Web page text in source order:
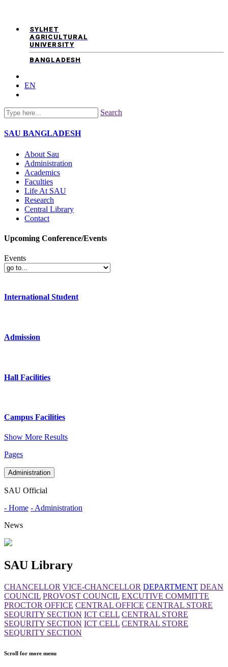
SYLHET
AGRICULTURAL
UNIVERSITY
BANGLADESH
EN
Search
SAU BANGLADESH
About Sau
Administration
Academics
Faculties
Life At SAU
Research
Central Library
Contact
Upcoming Conference/Events
Events
International Student
Admission
Hall Facilities
Campus Facilities
Show More Results
Pages
Administration
SAU Official
- Home - Administration
News
SAU Library
CHANCELLOR VICE-CHANCELLOR DEPARTMENT DEAN
COUNCIL PROVOST COUNCIL EXCUTIVE COMMITTE
PROCTOR OFFICE CENTRAL OFFICE CENTRAL STORE
SEQURITY SECTION ICT CELL CENTRAL STORE
SEQURITY SECTION ICT CELL CENTRAL STORE
SEQURITY SECTION
Scroll for more menu